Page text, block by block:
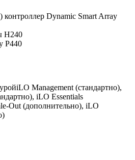
контроллер Dynamic Smart Array
H240
P440
iLO Management (стандартно),
iLO Essentials
Out (дополнительно), iLO